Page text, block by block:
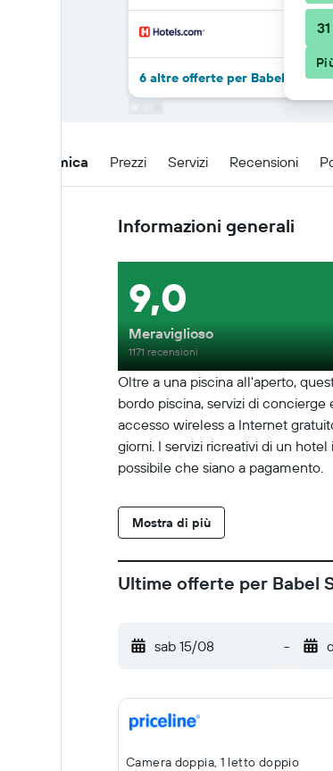
6 altre offerte per Babel Siem
Panoramica Prezzi Servizi Recensioni
Informazioni generali
Oltre a una piscina all'aperto,
bordo piscina, servizi di
accesso wireless a Internet
giorni. I servizi ricreativi di un
possibile che siano a pagamento.
Mostra di più
9,0
Meraviglioso
1171 recensioni
Ultime offerte per Babel
sab 15/08 -
Camera doppia, 1 letto doppio
31